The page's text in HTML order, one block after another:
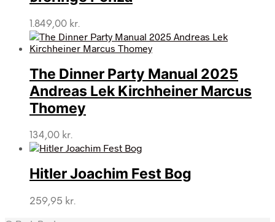
1.849,00 kr.
The Dinner Party Manual 2025
Andreas Lek Kirchheiner Marcus
Thomey
134,00 kr.
Hitler Joachim Fest Bog
259,95 kr.